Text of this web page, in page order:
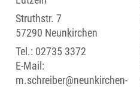
Struthstr. 7
57290 Neunkirchen
Tel.: 02735 3372
E-Mail:
m.schreiber@neunkirchen-